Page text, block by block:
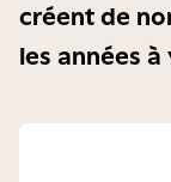
créent de
les années à